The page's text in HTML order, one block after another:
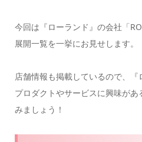
今回は『ローランド』の会社「
展開一覧を一挙にお見せします。
店舗情報も掲載しているので、
プロダクトやサービスに興味が
みましょう！